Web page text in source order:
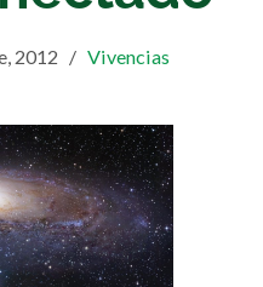
2012 / Vivencias